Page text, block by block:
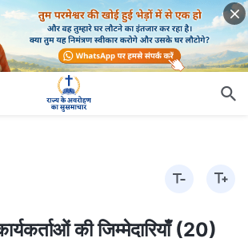
की जिम्मेदारियाँ (20)